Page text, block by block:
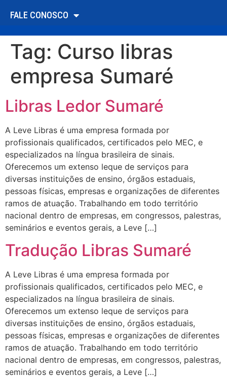
FALE CONOSCO
Tag: Curso libras
empresa Sumaré
Libras Ledor Sumaré
A Leve Libras é uma empresa formada por
profissionais qualificados, certificados pelo MEC, e
especializados na língua brasileira de sinais.
Oferecemos um extenso leque de serviços para
diversas instituições de ensino, órgãos estaduais,
pessoas físicas, empresas e organizações de diferentes
ramos de atuação. Trabalhando em todo território
nacional dentro de empresas, em congressos, palestras,
seminários e eventos gerais, a Leve […]
Tradução Libras Sumaré
A Leve Libras é uma empresa formada por
profissionais qualificados, certificados pelo MEC, e
especializados na língua brasileira de sinais.
Oferecemos um extenso leque de serviços para
diversas instituições de ensino, órgãos estaduais,
pessoas físicas, empresas e organizações de diferentes
ramos de atuação. Trabalhando em todo território
nacional dentro de empresas, em congressos, palestras,
seminários e eventos gerais, a Leve […]